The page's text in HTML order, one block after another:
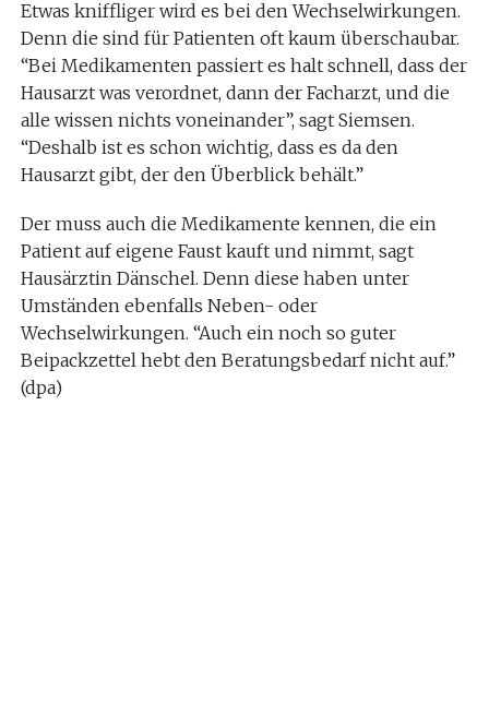
Etwas kniffliger wird es bei den Wechselwirkungen.
Denn die sind für Patienten oft kaum überschaubar.
“Bei Medikamenten passiert es halt schnell, dass der
Hausarzt was verordnet, dann der Facharzt, und die
alle wissen nichts voneinander”, sagt Siemsen.
“Deshalb ist es schon wichtig, dass es da den
Hausarzt gibt, der den Überblick behält.”
Der muss auch die Medikamente kennen, die ein
Patient auf eigene Faust kauft und nimmt, sagt
Hausärztin Dänschel. Denn diese haben unter
Umständen ebenfalls Neben- oder
Wechselwirkungen. “Auch ein noch so guter
Beipackzettel hebt den Beratungsbedarf nicht auf.”
(dpa)